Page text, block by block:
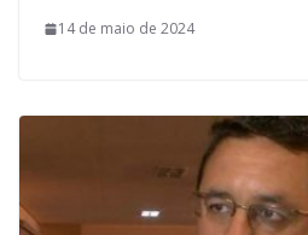
14 de maio de 2024